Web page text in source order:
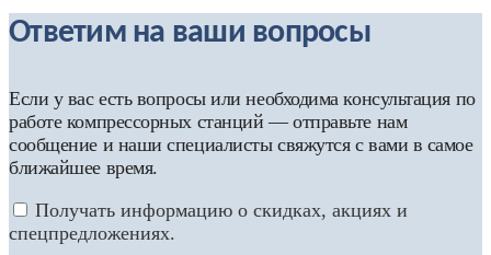
Ответим на ваши вопросы
Если у вас есть вопросы или необходима консультация по
работе компрессорных станций — отправьте нам
сообщение и наши специалисты свяжутся с вами в самое
ближайшее время.
Получать информацию о скидках, акциях и
спецпредложениях.